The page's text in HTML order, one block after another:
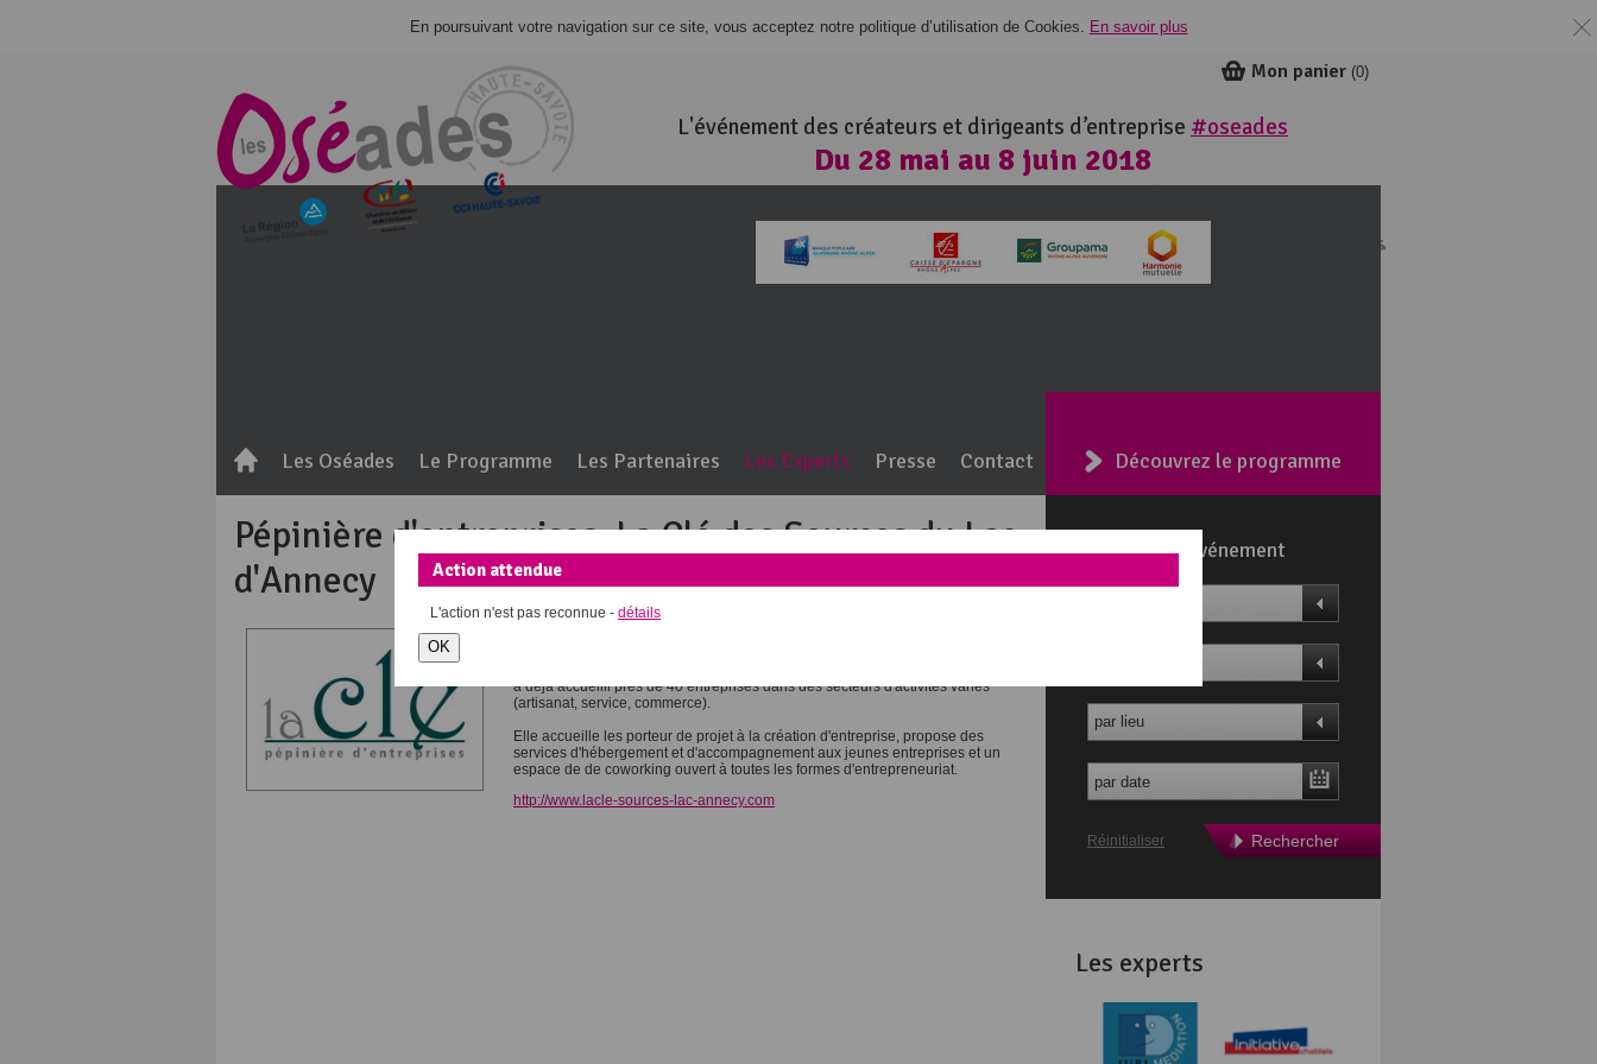
En poursuivant votre navigation sur ce site, vous acceptez notre politique d’utilisation de Cookies. En savoir plus
L'événement des créateurs et dirigeants d’entreprise #oseades
Du 28 mai au 8 juin 2018
100% Haute-Savoie
Mon panier (0)
Les Oséades Le Programme Les Partenaires Les Experts Presse Contact Découvrez le programme
Pépinière d'entreprises, La Clé des Sources du Lac
d'Annecy
a déjà accueilli près de 40 entreprises dans des secteurs d'activités variés
(artisanat, service, commerce).
Elle accueille les porteur de projet à la création d'entreprise, propose des
services d'hébergement et d'accompagnement aux jeunes entreprises et un
espace de de coworking ouvert à toutes les formes d'entrepreneuriat.
http://www.lacle-sources-lac-annecy.com
Trouvez un événement
par lieu
Rechercher
Réinitialiser
Les experts
Action attendue
L'action n'est pas reconnue - détails
OK